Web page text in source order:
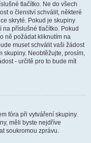
tlačítko. Ne do všech
o členství schválit, některé
skryté. Pokud je skupiny
příslušné tlačítko. Pokud
ně požádat kliknutím na
muset schválit vaši žádost
skupiny. Neobtěžujte, prosím,
- určitě pro to bude mít
fóra při vytváření skupiny.
měli byste nejdříve
soukromou zprávu.